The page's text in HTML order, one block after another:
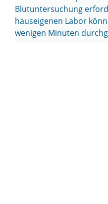
Blutuntersuchung
hauseigenen Labor
wenigen Minuten